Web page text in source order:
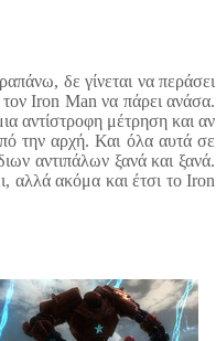
δε γίνεται να περάσει
τον Iron Man να πάρει ανάσα.
αντίστροφη μέτρηση και αν
την αρχή. Και όλα αυτά σε
αντιπάλων ξανά και ξανά.
αλλά ακόμα και έτσι το Iron